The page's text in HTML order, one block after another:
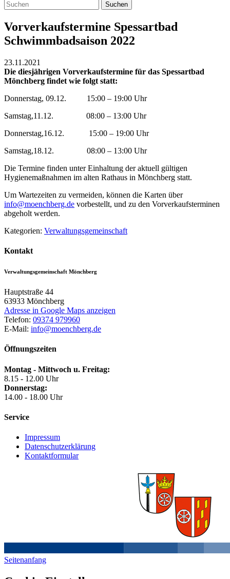
Suchen
Vorverkaufstermine Spessartbad
Schwimmbadsaison 2022
23.11.2021
Die diesjährigen Vorverkaufstermine für das Spessartbad
Mönchberg findet wie folgt statt:
Donnerstag, 09.12. 15:00 – 19:00 Uhr
Samstag,11.12. 08:00 – 13:00 Uhr
Donnerstag,16.12. 15:00 – 19:00 Uhr
Samstag,18.12. 08:00 – 13:00 Uhr
Die Termine finden unter Einhaltung der aktuell gültigen
Hygienemaßnahmen im alten Rathaus in Mönchberg statt.
Um Wartezeiten zu vermeiden, können die Karten über
info@moenchberg.de vorbestellt, und zu den Vorverkaufsterminen
abgeholt werden.
Kategorien: Verwaltungsgemeinschaft
Kontakt
Verwaltungsgemeinschaft Mönchberg
Hauptstraße 44
63933 Mönchberg
Adresse in Google Maps anzeigen
Telefon: 09374 979960
E-Mail: info@moenchberg.de
Öffnungszeiten
Montag - Mittwoch u. Freitag:
8.15 - 12.00 Uhr
Donnerstag:
14.00 - 18.00 Uhr
Service
Impressum
Datenschutzerklärung
Kontaktformular
Seitenanfang